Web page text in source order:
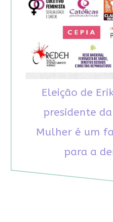
Eleição de
presidente
Mulher é um
para a